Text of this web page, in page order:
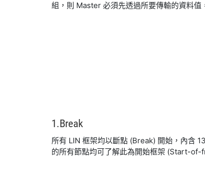
組，則 Master 必須先透過所要傳輸的資料
1.Break
所有 LIN 框架均以斷點 (Break) 開始，內含
的所有節點均可了解此為開始框架 (Start-of-